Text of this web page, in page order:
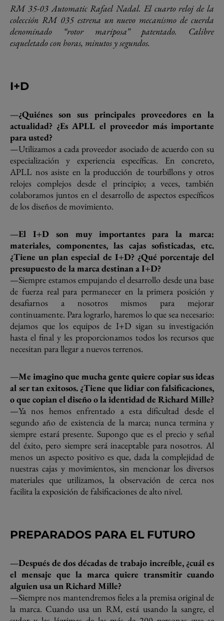
RM 35-03 Automatic Rafael Nadal. El cuarto reloj de la
colección RM 035 estrena un nuevo mecanismo de cuerda
denominado “rotor mariposa” patentado. Calibre
esqueletado con horas, minutos y segundos.
I+D
—¿Quiénes son sus principales proveedores en la
actualidad? ¿Es APLL el proveedor más importante
para usted?
—Utilizamos a cada proveedor asociado de acuerdo con su
especialización y experiencia específicas. En concreto,
APLL nos asiste en la producción de tourbillons y otros
relojes complejos desde el principio; a veces, también
colaboramos juntos en el desarrollo de aspectos específicos
de los diseños de movimiento.
—El I+D son muy importantes para la marca:
materiales, componentes, las cajas sofisticadas, etc.
¿Tiene un plan especial de I+D? ¿Qué porcentaje del
presupuesto de la marca destinan a I+D?
—Siempre estamos empujando el desarrollo desde una base
de fuerza real para permanecer en la primera posición y
desafiarnos a nosotros mismos para mejorar
continuamente. Para lograrlo, haremos lo que sea necesario:
dejamos que los equipos de I+D sigan su investigación
hasta el final y les proporcionamos todos los recursos que
necesitan para llegar a nuevos terrenos.
—Me imagino que mucha gente quiere copiar sus ideas
al ser tan exitosos. ¿Tiene que lidiar con falsificaciones,
o que copian el diseño o la identidad de Richard Mille?
—Ya nos hemos enfrentado a esta dificultad desde el
segundo año de existencia de la marca; nunca termina y
siempre estará presente. Supongo que es el precio y señal
del éxito, pero siempre será inaceptable para nosotros. Al
menos un aspecto positivo es que, dada la complejidad de
nuestras cajas y movimientos, sin mencionar los diversos
materiales que utilizamos, la observación de cerca nos
facilita la exposición de falsificaciones de alto nivel.
PREPARADOS PARA EL FUTURO
—Después de dos décadas de trabajo increíble, ¿cuál es
el mensaje que la marca quiere transmitir cuando
alguien usa un Richard Mille?
—Siempre nos mantendremos fieles a la premisa original de
la marca. Cuando usa un RM, está usando la sangre, el